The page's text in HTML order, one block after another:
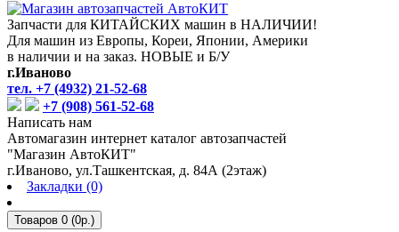
Запчасти для КИТАЙСКИХ машин в НАЛИЧИИ!
Для машин из Европы, Кореи, Японии, Америки
в наличии и на заказ. НОВЫЕ и Б/У
г.Иваново
тел. +7 (4932) 21-52-68
+7 (908) 561-52-68
Написать нам
Автомагазин интернет каталог автозапчастей
"Магазин АвтоКИТ"
г.Иваново, ул.Ташкентская, д. 84А (2этаж)
Закладки (0)
Товаров 0 (0р.)